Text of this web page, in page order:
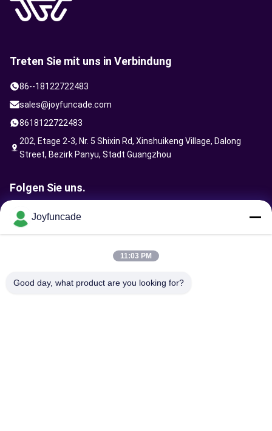
Treten Sie mit uns in Verbindung
86--18122722483
sales@joyfuncade.com
8618122722483
202, Etage 2-3, Nr. 5 Shixin Rd, Xinshuikeng Village, Dalong
Street, Bezirk Panyu, Stadt Guangzhou
Folgen Sie uns.
Joyfuncade
11:03 PM
Good day, what product are you looking for?